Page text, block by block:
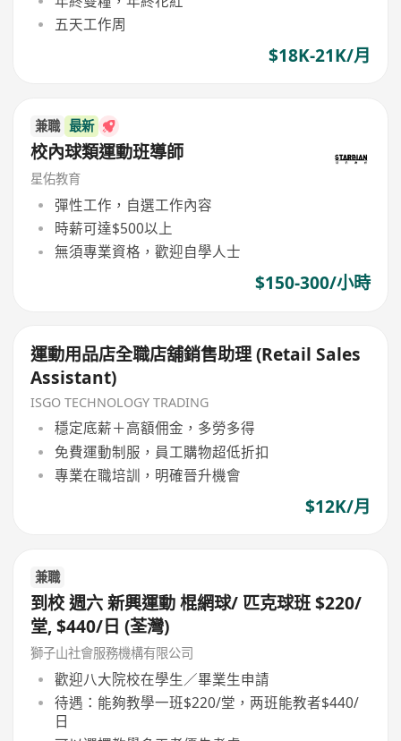
五天工作周
$18K-21K/月
兼職 最新
校內球類運動班導師
星佑教育
彈性工作，自選工作內容
時薪可達$500以上
無須專業資格，歡迎自學人士
$150-300/小時
運動用品店全職店舖銷售助理 (Retail Sales
Assistant)
ISGO TECHNOLOGY TRADING
穩定底薪＋高額佣金，多勞多得
免費運動制服，員工購物超低折扣
專業在職培訓，明確晉升機會
$12K/月
兼職
到校 週六 新興運動 棍網球/ 匹克球班 $220/
堂, $440/日 (荃灣)
獅子山社會服務機構有限公司
歡迎八大院校在學生／畢業生申請
待遇：能夠教學一班$220/堂，两班能教者$440/
日